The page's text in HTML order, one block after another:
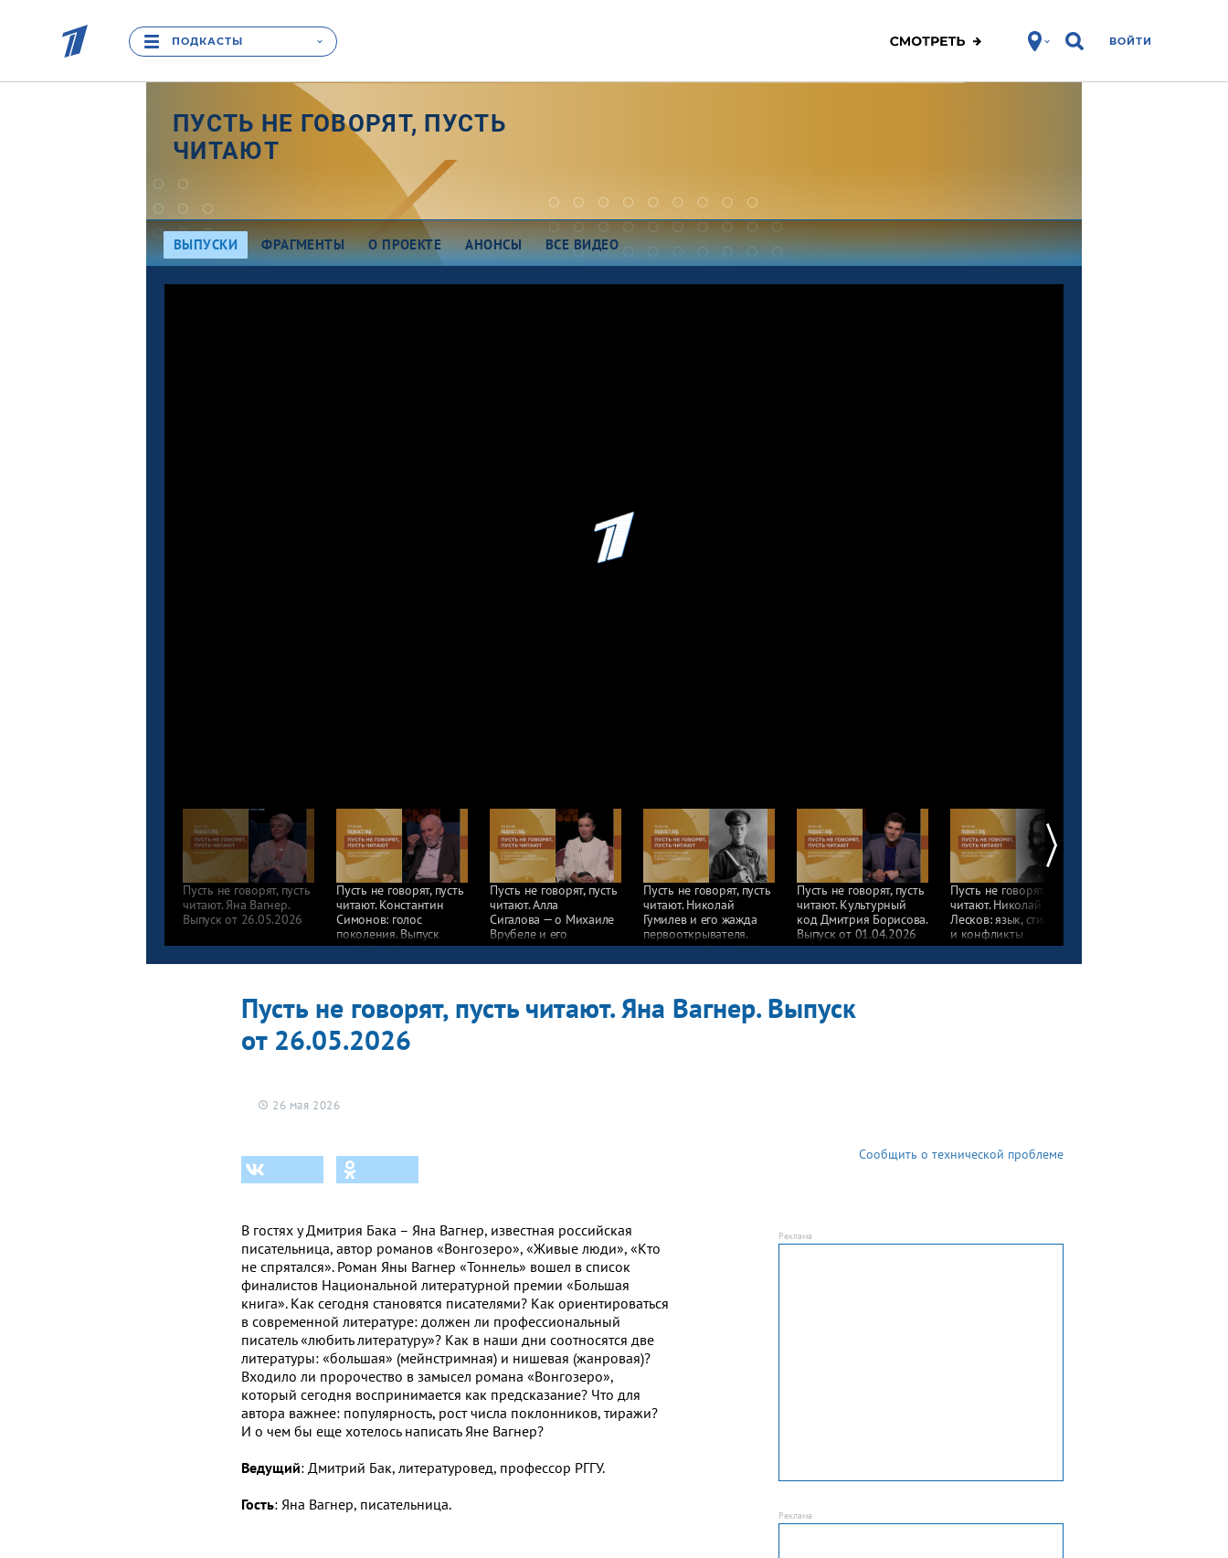
ПОДКАСТЫ ВОЙТИ
ПУСТЬ НЕ ГОВОРЯТ, ПУСТЬ
ЧИТАЮТ
ВЫПУСКИ ФРАГМЕНТЫ О ПРОЕКТЕ АНОНСЫ ВСЕ ВИДЕО
Пусть не говорят, пусть
читают. Яна Вагнер.
Выпуск от 26.05.2026
Пусть не говорят, пусть
читают. Константин
Симонов: голос
поколения. Выпуск
от 07.05.2026
Пусть не говорят, пусть
читают. Алла
Сигалова — о Михаиле
Врубеле и его
уникальном стиле.
Выпуск от 03.05.2026
Пусть не говорят, пусть
читают. Николай
Гумилев и его жажда
первооткрывателя.
Выпуск от 15.04.2026
Пусть не говорят, пусть
читают. Культурный
код Дмитрия Борисова.
Выпуск от 01.04.2026
Пусть не говорят, пусть
читают. Николай
Лесков: язык, стиль
и конфликты
с современниками.
Выпуск от 16.02.2026
Пусть не говорят, пусть читают. Яна Вагнер. Выпуск
от 26.05.2026
26 мая 2026
Сообщить о технической проблеме
В гостях у Дмитрия Бака – Яна Вагнер, известная российская
писательница, автор романов «Вонгозеро», «Живые люди», «Кто
не спрятался». Роман Яны Вагнер «Тоннель» вошел в список
финалистов Национальной литературной премии «Большая
книга». Как сегодня становятся писателями? Как ориентироваться
в современной литературе: должен ли профессиональный
писатель «любить литературу»? Как в наши дни соотносятся две
литературы: «большая» (мейнстримная) и нишевая (жанровая)?
Входило ли пророчество в замысел романа «Вонгозеро»,
который сегодня воспринимается как предсказание? Что для
автора важнее: популярность, рост числа поклонников, тиражи?
И о чем бы еще хотелось написать Яне Вагнер?
Ведущий: Дмитрий Бак, литературовед, профессор РГГУ.
Гость: Яна Вагнер, писательница.